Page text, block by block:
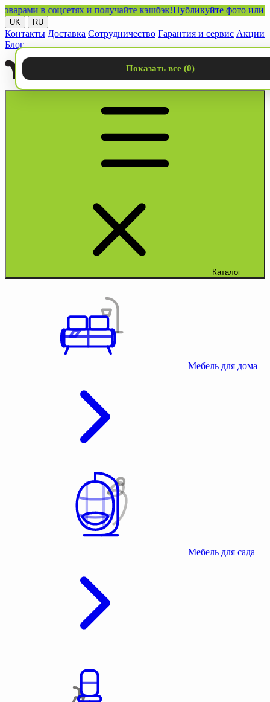
в соцсетях и получайте кэшбэк!Публикуйте фото или
UK RU
Контакты Доставка Сотрудничество Гарантия и сервис Акции
Блог
Каталог
Мебель для дома
Мебель для сада
Показать все (0)